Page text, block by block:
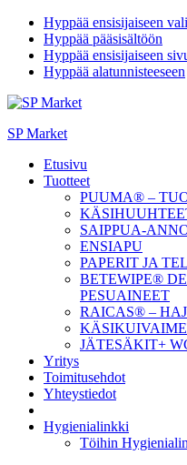
Hyppää ensisijaiseen
Hyppää pääsisältöön
Hyppää ensisijaiseen
Hyppää alatunnisteeseen
SP Market
Etusivu
Tuotteet
PUUMA® –
SAIPPUA-
ENSIAPU
PAPERIT JA
BETEWIPE®
PESUAINEET
RAICAS® –
JÄTESÄKIT+
Yritys
Toimitusehdot
Yhteystiedot
Hygienialinkki
Töihin